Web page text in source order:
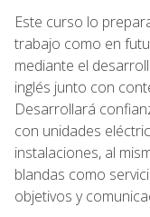
Este curso lo
trabajo como en
mediante el
inglés junto con
Desarrollará
con unidades
instalaciones, al
blandas como
objetivos y